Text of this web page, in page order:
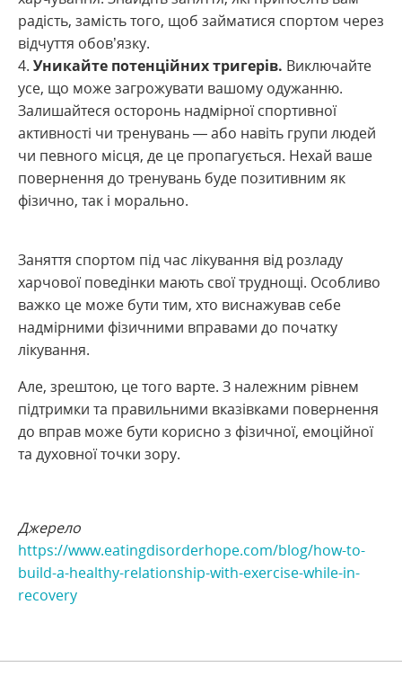
радість, замість того, щоб займатися спортом через
відчуття обов’язку.
Уникайте потенційних тригерів. Виключайте
усе, що може загрожувати вашому одужанню.
Залишайтеся осторонь надмірної спортивної
активності чи тренувань — або навіть групи людей
чи певного місця, де це пропагується. Нехай ваше
повернення до тренувань буде позитивним як
фізично, так і морально.
Заняття спортом під час лікування від розладу
харчової поведінки мають свої труднощі. Особливо
важко це може бути тим, хто виснажував себе
надмірними фізичними вправами до початку
лікування.
Але, зрештою, це того варте. З належним рівнем
підтримки та правильними вказівками повернення
до вправ може бути корисно з фізичної, емоційної
та духовної точки зору.
Джерело
https://www.eatingdisorderhope.com/blog/how-to-
build-a-healthy-relationship-with-exercise-while-in-
recovery